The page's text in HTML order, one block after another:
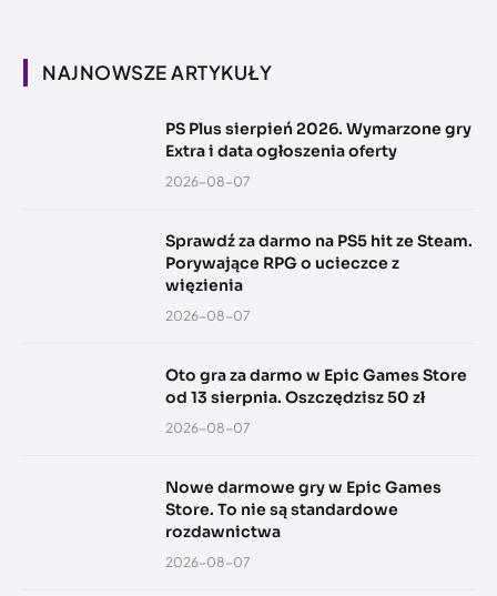
NAJNOWSZE ARTYKUŁY
PS Plus sierpień 2026. Wymarzone gry
Extra i data ogłoszenia oferty
2026-08-07
Sprawdź za darmo na PS5 hit ze Steam.
Porywające RPG o ucieczce z
więzienia
2026-08-07
Oto gra za darmo w Epic Games Store
od 13 sierpnia. Oszczędzisz 50 zł
2026-08-07
Nowe darmowe gry w Epic Games
Store. To nie są standardowe
rozdawnictwa
2026-08-07